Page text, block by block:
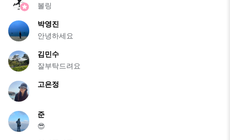
볼링
박영진
안녕하세요
김민수
잘부탁드려요
고은정
준
😎